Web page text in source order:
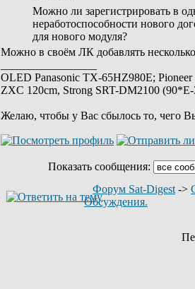
Можно ли зарегистрировать в
неработоспособности нового
для нового модуля?
Можно в своём ЛК добавлять
OLED Panasonic TX-65HZ980E;
ZXC 120cm, Strong SRT-DM2100
Желаю, чтобы у Вас сбылось то, чего
Показать сообщения:
Форум Sat-Digest ->
Обсуждения.